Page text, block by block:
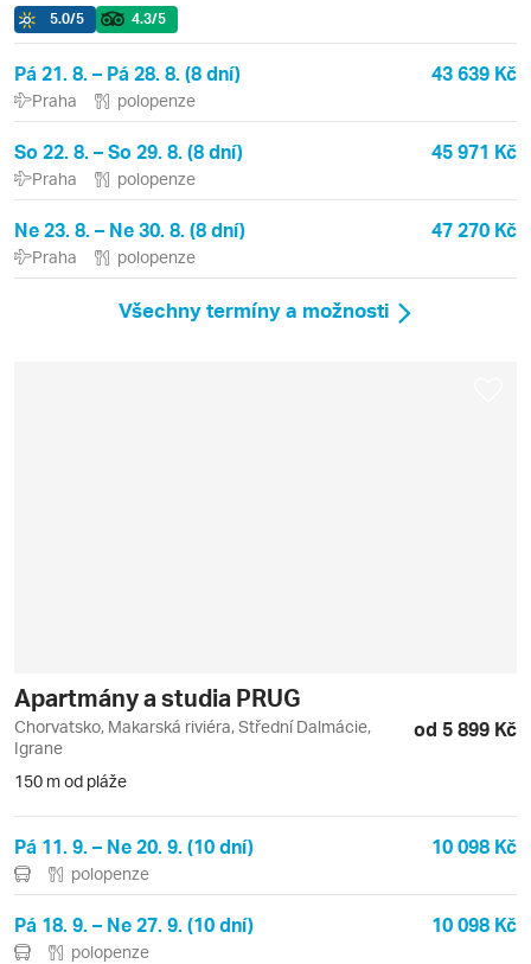
5.0/5 4.3/5
Pá 21. 8. – Pá 28. 8. (8 dní) 43 639 Kč
Praha polopenze
So 22. 8. – So 29. 8. (8 dní) 45 971 Kč
Praha polopenze
Ne 23. 8. – Ne 30. 8. (8 dní) 47 270 Kč
Praha polopenze
Všechny termíny a možnosti
Apartmány a studia PRUG
Chorvatsko, Makarská riviéra, Střední Dalmácie,
Igrane
od 5 899 Kč
150 m od pláže
Pá 11. 9. – Ne 20. 9. (10 dní) 10 098 Kč
polopenze
Pá 18. 9. – Ne 27. 9. (10 dní) 10 098 Kč
polopenze